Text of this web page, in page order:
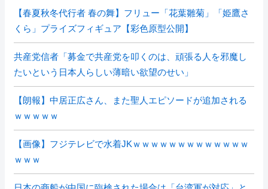
【春夏秋冬代行者 春の舞】フリュー「花葉雛菊」「姫鷹さ
くら」プライズフィギュア【彩色原型公開】
共産党信者「募金で共産党を叩くのは、頑張る人を邪魔し
たいという日本人らしい薄暗い欲望のせい」
【朗報】中居正広さん、また聖人エピソードが追加される
ｗｗｗｗｗ
【画像】フジテレビで水着JKｗｗｗｗｗｗｗｗｗｗｗｗｗ
ｗｗｗ